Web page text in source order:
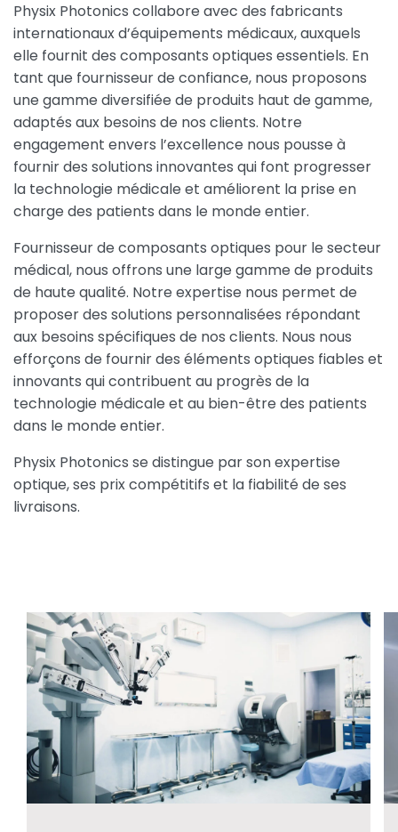
Physix Photonics collabore avec des fabricants
internationaux d’équipements médicaux, auxquels
elle fournit des composants optiques essentiels. En
tant que fournisseur de confiance, nous proposons
une gamme diversifiée de produits haut de gamme,
adaptés aux besoins de nos clients. Notre
engagement envers l’excellence nous pousse à
fournir des solutions innovantes qui font progresser
la technologie médicale et améliorent la prise en
charge des patients dans le monde entier.
Fournisseur de composants optiques pour le secteur
médical, nous offrons une large gamme de produits
de haute qualité. Notre expertise nous permet de
proposer des solutions personnalisées répondant
aux besoins spécifiques de nos clients. Nous nous
efforçons de fournir des éléments optiques fiables et
innovants qui contribuent au progrès de la
technologie médicale et au bien-être des patients
dans le monde entier.
Physix Photonics se distingue par son expertise
optique, ses prix compétitifs et la fiabilité de ses
livraisons.